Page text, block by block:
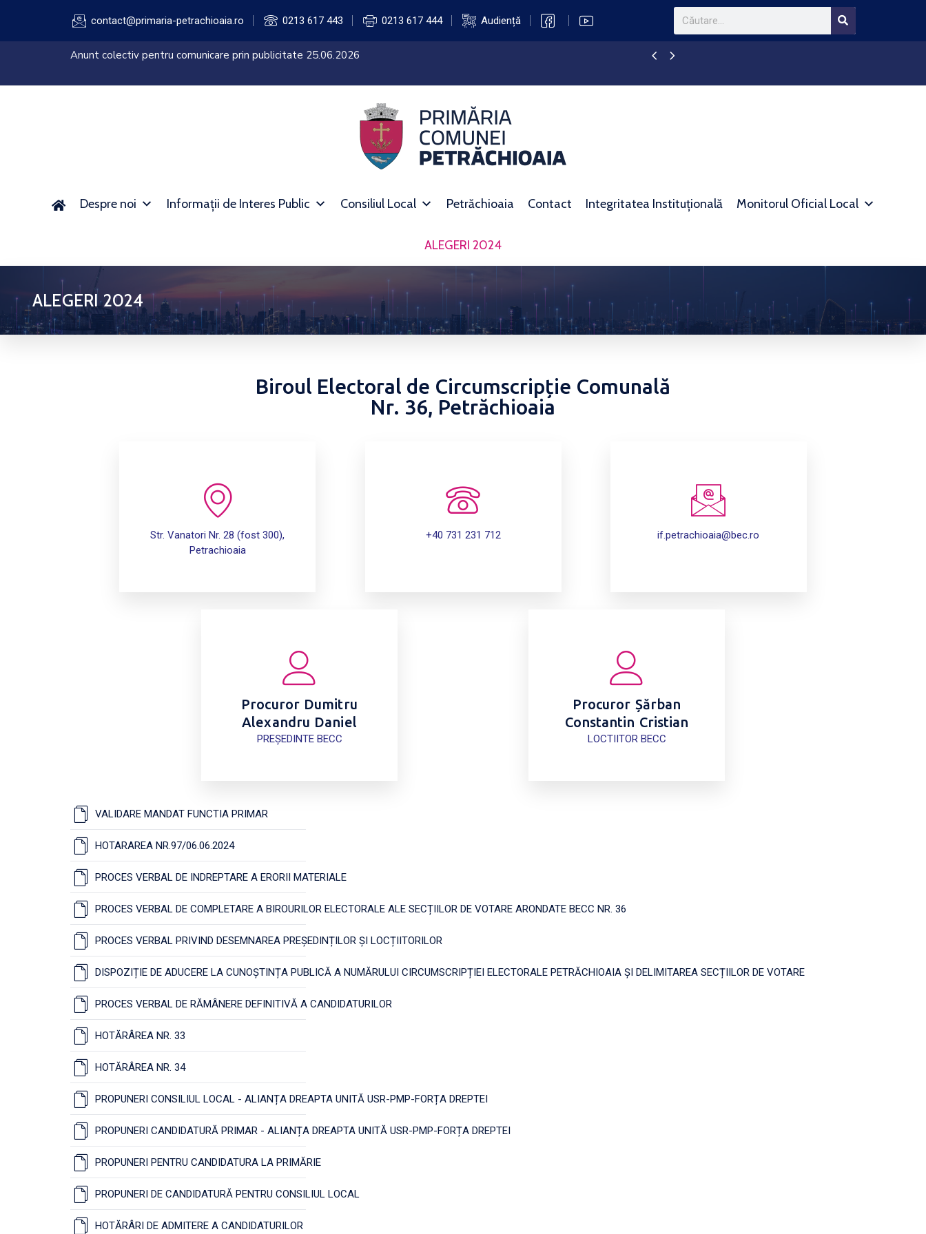
contact@primaria-petrachioaia.ro 0213 617 443 0213 617 444 Audiență
Anunt colectiv pentru comunicare prin publicitate 25.06.2026
Despre noi Informații de Interes Public Consiliul Local Petrăchioaia Contact Integritatea Instituțională Monitorul Oficial Local
ALEGERI 2024
ALEGERI 2024
Biroul Electoral de Circumscripție Comunală
Nr. 36, Petrăchioaia
Str. Vanatori Nr. 28 (fost 300),
Petrachioaia
+40 731 231 712 if.petrachioaia@bec.ro
Procuror Dumitru
Alexandru Daniel
PREȘEDINTE BECC
Procuror Șărban
Constantin Cristian
LOCTIITOR BECC
VALIDARE MANDAT FUNCTIA PRIMAR
HOTARAREA NR.97/06.06.2024
PROCES VERBAL DE INDREPTARE A ERORII MATERIALE
PROCES VERBAL DE COMPLETARE A BIROURILOR ELECTORALE ALE SECȚIILOR DE VOTARE ARONDATE BECC NR. 36
PROCES VERBAL PRIVIND DESEMNAREA PREȘEDINȚILOR ȘI LOCȚIITORILOR
DISPOZIȚIE DE ADUCERE LA CUNOȘTINȚA PUBLICĂ A NUMĂRULUI CIRCUMSCRIPȚIEI ELECTORALE PETRĂCHIOAIA ȘI DELIMITAREA SECȚIILOR DE VOTARE
PROCES VERBAL DE RĂMÂNERE DEFINITIVĂ A CANDIDATURILOR
HOTĂRÂREA NR. 33
HOTĂRÂREA NR. 34
PROPUNERI CONSILIUL LOCAL - ALIANȚA DREAPTA UNITĂ USR-PMP-FORȚA DREPTEI
PROPUNERI CANDIDATURĂ PRIMAR - ALIANȚA DREAPTA UNITĂ USR-PMP-FORȚA DREPTEI
PROPUNERI PENTRU CANDIDATURA LA PRIMĂRIE
PROPUNERI DE CANDIDATURĂ PENTRU CONSILIUL LOCAL
HOTĂRÂRI DE ADMITERE A CANDIDATURILOR